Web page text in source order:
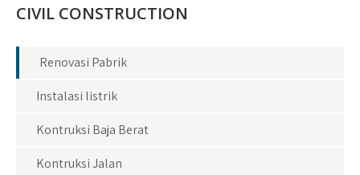
CIVIL CONSTRUCTION
Renovasi Pabrik
Instalasi listrik
Kontruksi Baja Berat
Kontruksi Jalan